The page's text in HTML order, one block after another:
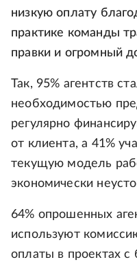
низкую оплату
практике команды
правки и огромный
Так, 95% агентств
необходимостью
регулярно
от клиента, а 41%
текущую модель
экономически
64% опрошенных
используют
оплаты в проектах с